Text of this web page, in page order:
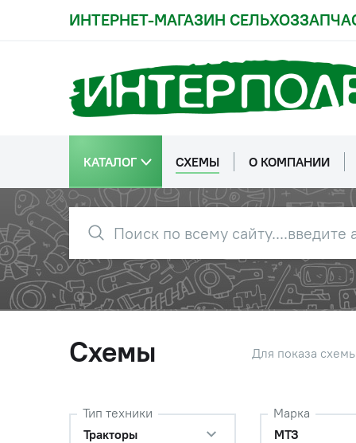
ИНТЕРНЕТ-МАГАЗИН
КАТАЛОГ СХЕМЫ О КОМПАНИИ
Схемы Для показа
Тип техники
Тракторы
Марка
МТЗ
86-1802088